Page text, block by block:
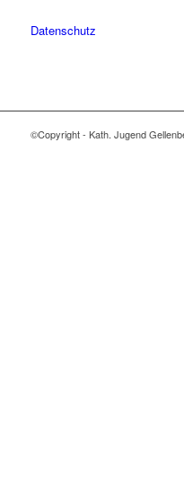
Datenschutz
©Copyright - Kath. Jugend